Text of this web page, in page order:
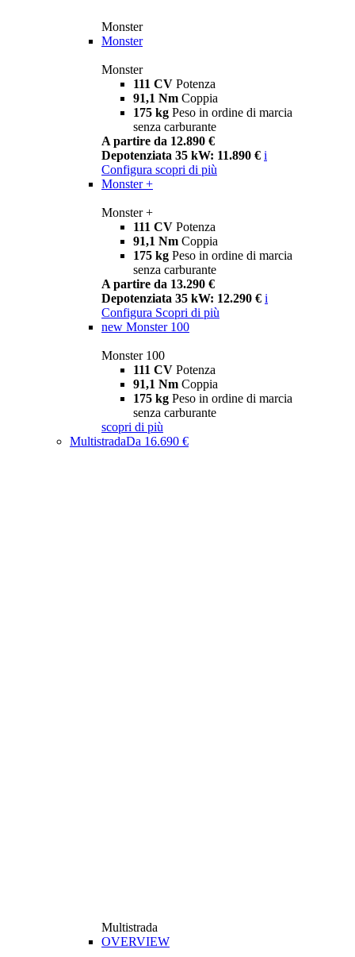
Monster
Monster
Monster
111 CV Potenza
91,1 Nm Coppia
175 kg Peso in ordine di marcia
senza carburante
A partire da 12.890 €
Depotenziata 35 kW: 11.890 € i
Configura scopri di più
Monster +
Monster +
111 CV Potenza
91,1 Nm Coppia
175 kg Peso in ordine di marcia
senza carburante
A partire da 13.290 €
Depotenziata 35 kW: 12.290 € i
Configura Scopri di più
new Monster 100
Monster 100
111 CV Potenza
91,1 Nm Coppia
175 kg Peso in ordine di marcia
senza carburante
scopri di più
MultistradaDa 16.690 €
Multistrada
OVERVIEW